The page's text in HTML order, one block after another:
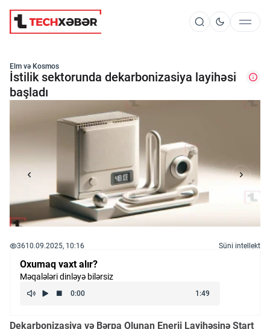
Süni İntellekt
Elm və Kosmos
Texnoloji İnkişaf
İnnovasiya və Startaplar
Robot və Cihazlar
Kriptovalyuta
Elm və Kosmos
İstilik sektorunda dekarbonizasiya layihəsi
başladı
3610.09.2025, 10:16 Süni intellekt
Oxumaq vaxt alır?
Məqalələri dinləyə bilərsiz
Dekarbonizasiya və Bərpa Olunan Enerji Layihəsinə Start